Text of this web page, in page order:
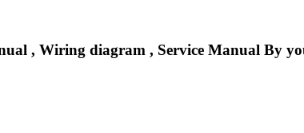
, Wiring diagram , Service Manual By